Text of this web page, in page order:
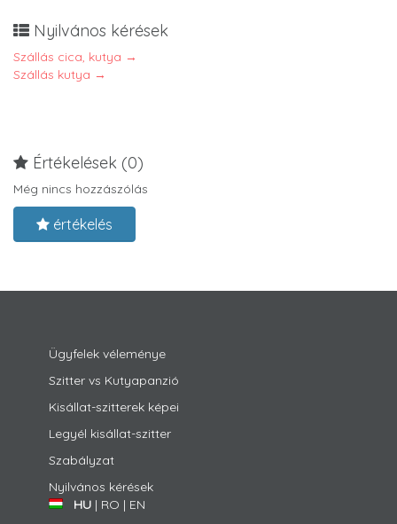
Nyilvános kérések
Szállás cica, kutya →
Szállás kutya →
Értékelések (0)
Még nincs hozzászólás
értékelés
Ügyfelek véleménye
Szitter vs Kutyapanzió
Kisállat-szitterek képei
Legyél kisállat-szitter
Szabályzat
Nyilvános kérések
HU | RO | EN